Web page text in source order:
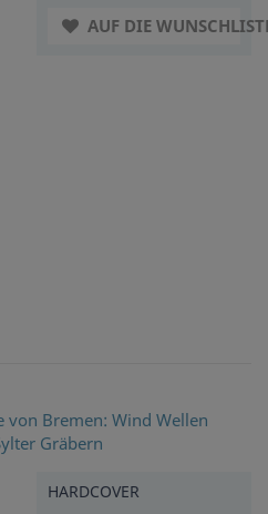
AUF DIE
HARDCOVER